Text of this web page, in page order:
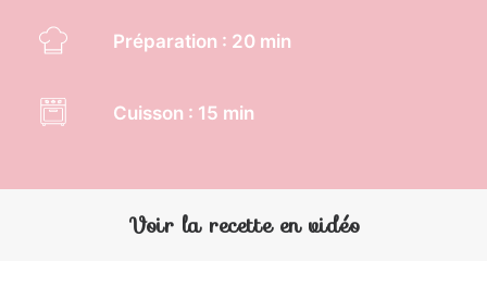
Préparation : 20 min
Cuisson : 15 min
Voir la recette en vidéo